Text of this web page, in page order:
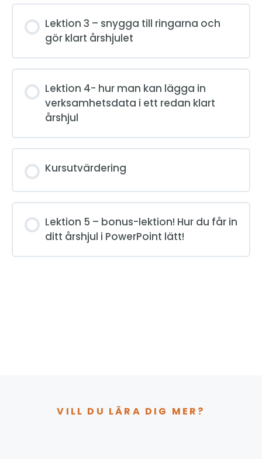
Lektion 3 – snygga till ringarna och
gör klart årshjulet
Lektion 4- hur man kan lägga in
verksamhetsdata i ett redan klart
årshjul
Kursutvärdering
Lektion 5 – bonus-lektion! Hur du får in
ditt årshjul i PowerPoint lätt!
VILL DU LÄRA DIG MER?